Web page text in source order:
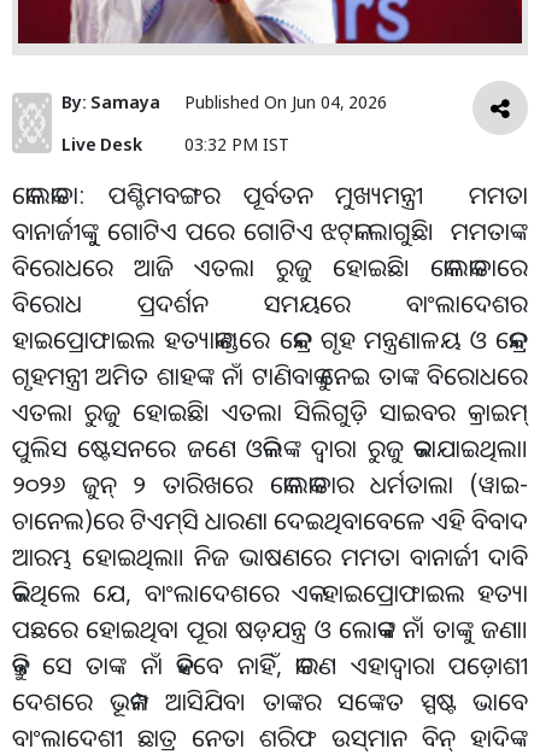
By: Samaya
Live Desk
Published On Jun 04, 2026
03:32 PM IST
କୋଲକାତା: ପଶ୍ଚିମବଙ୍ଗର ପୂର୍ବତନ ମୁଖ୍ୟମନ୍ତ୍ରୀ ମମତା
ବାନାର୍ଜୀଙ୍କୁୁ‌ ଗୋଟିଏ ପରେ ଗୋଟିଏ ଝଟ୍‌କା ଲାଗୁଛି। ମମତାଙ୍କ
ବି‌ରୋଧରେ ଆଜି ଏତଲା ରୁଜୁ ହୋଇଛି। କୋଲକାତାରେ
ବିରୋଧ ପ୍ରଦର୍ଶନ ସମୟରେ ବାଂଲାଦେଶର
ହାଇପ୍ରୋଫାଇଲ ହତ୍ୟାକାଣ୍ଡରେ କେନ୍ଦ୍ର ଗୃହ ମନ୍ତ୍ରଣାଳୟ ଓ କେନ୍ଦ୍ର
ଗୃହମନ୍ତ୍ରୀ ଅମିତ ଶାହଙ୍କ ନାଁ ଟାଣିବାକୁ ନେଇ ତାଙ୍କ ବିରୋଧରେ
ଏତଲା ରୁଜୁ ହୋଇଛି। ଏତଲା ସିଲିଗୁଡ଼ି ସାଇବର କ୍ରାଇମ୍‌
ପୁଲିସ ଷ୍ଟେସନରେ ଜଣେ ଓକିଲଙ୍କ ଦ୍ବାରା ରୁଜୁ କରାଯାଇଥିଲା।
୨୦୨୬ ଜୁନ୍‌ ୨ ତାରିଖରେ କୋଲକାତାର ଧର୍ମତାଲା (ୱାଇ-
ଚାନେଲ)ରେ ଟିଏମ୍‌ସି ଧାରଣା ଦେଇଥିବା‌ବେଳେ ଏହି ବିବାଦ
ଆରମ୍ଭ ହୋଇଥିଲା। ନିଜ ଭାଷଣରେ ମମତା ବାନାର୍ଜୀ ଦାବି
କରିଥିଲେ ଯେ, ବାଂଲାଦେଶରେ ଏକ ହାଇପ୍ରୋଫାଇଲ ହତ୍ୟା
ପଛରେ ହୋଇଥିବା ପୂରା ଷଡ଼ଯନ୍ତ୍ର ଓ ଲୋକଙ୍କ ନାଁ ତାଙ୍କୁ ଜଣା।
କିନ୍ତୁ ସେ ତାଙ୍କ ନାଁ କହିବେ ନାହିଁ, କାରଣ ଏହାଦ୍ବାରା ପଡ଼ୋଶୀ
ଦେଶରେ ଭୂକମ୍ପ ଆସିଯିବ। ତାଙ୍କର ସଙ୍କେତ ସ୍ପଷ୍ଟ ଭାବେ
ବାଂଲାଦେଶୀ ଛାତ୍ର ନେତା ଶରିଫ ଉସ୍‌ମାନ ବିନ୍‌ ହାଦିଙ୍କ